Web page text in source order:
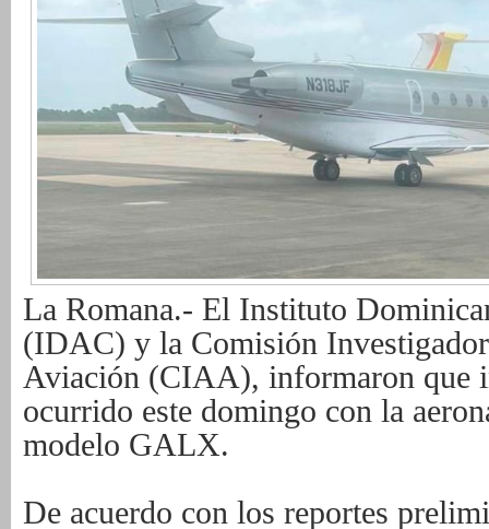
La Romana.- El Instituto
(IDAC) y la Comisión
Aviación (CIAA), informaron que
ocurrido este domingo con la
modelo GALX.
De acuerdo con los reportes